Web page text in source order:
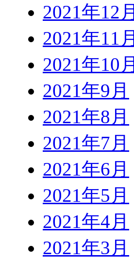
2021年12月
2021年11月
2021年10月
2021年9月
2021年8月
2021年7月
2021年6月
2021年5月
2021年4月
2021年3月